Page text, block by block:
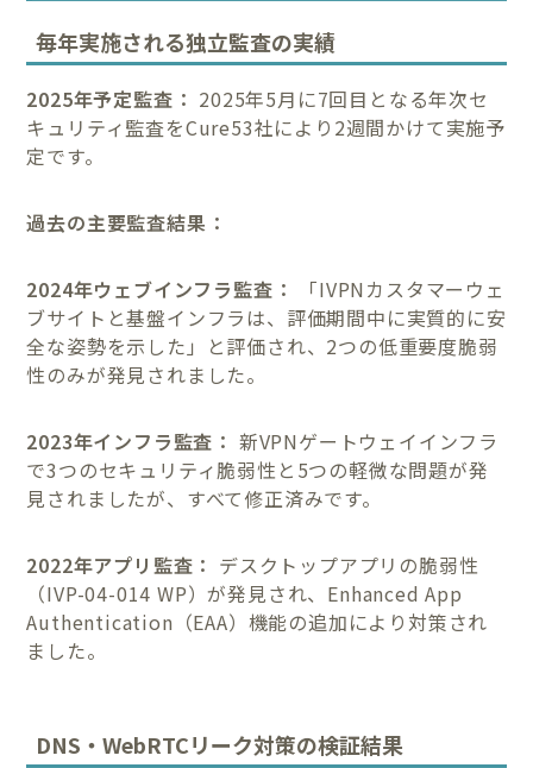
毎年実施される独立監査の実績
2025年予定監査： 2025年5月に7回目となる年次セ
キュリティ監査をCure53社により2週間かけて実施予
定です。
過去の主要監査結果：
2024年ウェブインフラ監査：
「IVPNカスタマーウェ
ブサイトと基盤インフラは、評価期間中に実質的に安
全な姿勢を示した」と評価され、2つの低重要度脆弱
性のみが発見されました。
2023年インフラ監査： 新VPNゲートウェイインフラ
で3つのセキュリティ脆弱性と5つの軽微な問題が発
見されましたが、すべて修正済みです。
2022年アプリ監査： デスクトップアプリの脆弱性
（IVP-04-014 WP）が発見され、Enhanced App
Authentication（EAA）機能の追加により対策され
ました。
DNS・WebRTCリーク対策の検証結果